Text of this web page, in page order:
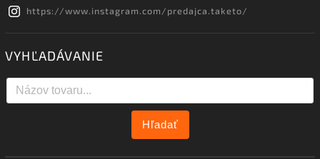
https://www.instagram.com/predajca.taketo/
VYHĽADÁVANIE
Hľadať